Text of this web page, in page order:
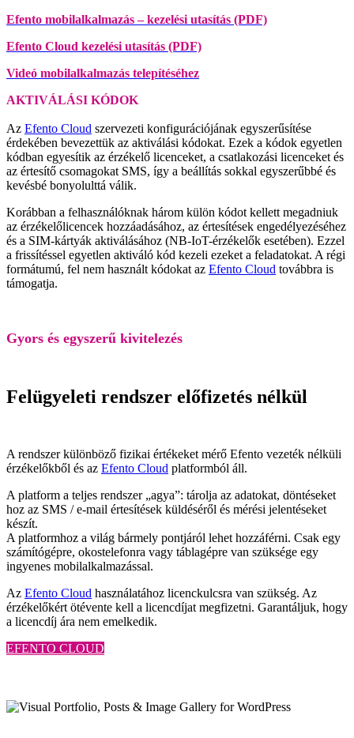
Efento mobilalkalmazás – kezelési utasítás (PDF)
Efento Cloud kezelési utasítás (PDF)
Videó mobilalkalmazás telepítéséhez
AKTIVÁLÁSI KÓDOK
Az Efento Cloud szervezeti konfigurációjának egyszerűsítése
érdekében bevezettük az aktiválási kódokat. Ezek a kódok egyetlen
kódban egyesítik az érzékelő licenceket, a csatlakozási licenceket és
az értesítő csomagokat SMS, így a beállítás sokkal egyszerűbbé és
kevésbé bonyolulttá válik.
Korábban a felhasználóknak három külön kódot kellett megadniuk
az érzékelőlicencek hozzáadásához, az értesítések engedélyezéséhez
és a SIM-kártyák aktiválásához (NB-IoT-érzékelők esetében). Ezzel
a frissítéssel egyetlen aktiváló kód kezeli ezeket a feladatokat. A régi
formátumú, fel nem használt kódokat az Efento Cloud továbbra is
támogatja.
Gyors és egyszerű kivitelezés
Felügyeleti rendszer előfizetés nélkül
A rendszer különböző fizikai értékeket mérő Efento vezeték nélküli
érzékelőkből és az Efento Cloud platformból áll.
A platform a teljes rendszer „agya”: tárolja az adatokat, döntéseket
hoz az SMS / e-mail értesítések küldéséről és mérési jelentéseket
készít.
A platformhoz a világ bármely pontjáról lehet hozzáférni. Csak egy
számítógépre, okostelefonra vagy táblagépre van szüksége egy
ingyenes mobilalkalmazással.
Az Efento Cloud használatához licenckulcsra van szükség. Az
érzékelőkért ötévente kell a licencdíjat megfizetni. Garantáljuk, hogy
a licencdíj ára nem emelkedik.
EFENTO CLOUD